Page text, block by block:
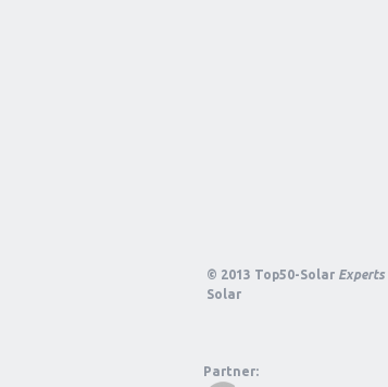
© 2013 Top50-Solar Experts
Solar
Partner: